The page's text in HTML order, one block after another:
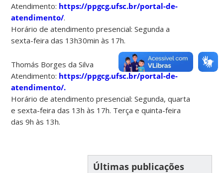
Atendimento: https://ppgcg.ufsc.br/portal-de-
atendimento/.
Horário de atendimento presencial: Segunda a
sexta-feira das 13h30min às 17h.
Thomás Borges da Silva
Atendimento: https://ppgcg.ufsc.br/portal-de-
atendimento/.
Horário de atendimento presencial: Segunda, quarta
e sexta-feira das 13h às 17h. Terça e quinta-feira
das 9h às 13h.
Últimas publicações